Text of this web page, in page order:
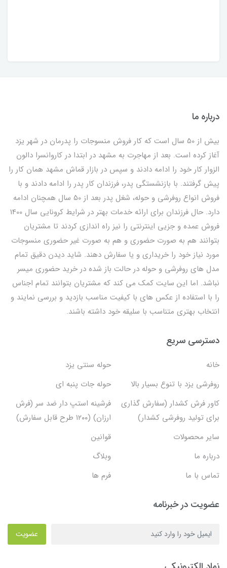
درباره ما
بیش از 50 سال است که کار فروش منسوجات را پدرمان در شهر یزد
آغاز کرده است. بعد از مهاجرت به مشهد در ابتدا در کاروانسرا دالون
الزوار کار خود را ادامه دادند و سپس در بازار قماش مشهد همان کار را
پیش گرفتند. با بازنشستگی پدر، فرزندان کار پدر را ادامه دادند و با
فروش انواع روفرشی و حوله، شغل پدر بعد از 50 سال همچنان ادامه
دارد. حال فرزندان برای ارائه خدمات بهتر در شرایط کرونایی سال 1400
فروش عمده و جزیی اینترنتی را نیز راه اندازی کردند تا مشتریان
بتوانند هم به صورت حضوری و هم به صورت غیر حضوری منسوجات
مورد نیاز خود را خریداری و یا سفارش دهند. شاید دیدن دقیق تمام
مدل های روفرشی و حوله در حالت باز شده در خرید حضوری میسر
نباشد. اما این سایت کمک می کند که مشتریان بتوانند تمام اجناس
را با استفاده از عکس های با کیفیت مناسب بازدید و بررسی نمایند و
انتخاب بهتری متناسب با سلیقه خود داشته باشند.
دسترسی سریع
خانه
حوله سنتی یزد
روفرشی یزد با تنوع بسیار بالا
حوله جات پنبه ای
کاور فرش کشدار (سفارش گذاری
برای تولید روفرشی کشدار)
فرشینه استپ دار ضد سر (فرش
ارزان) (۱۲۰۰ طرح قابل سفارش)
سایر محصولات
قوانین
درباره ما
وبلاگ
تماس با ما
فرم ها
عضویت در خبرنامه
عضویت